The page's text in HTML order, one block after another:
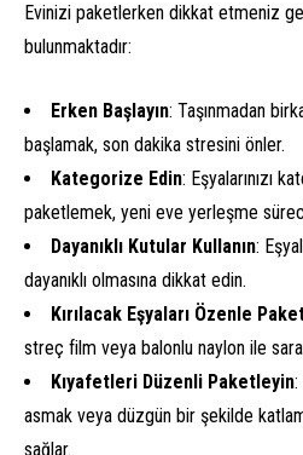
Evinizi paketlerken dikkat etmeniz
bulunmaktadır:
Erken Başlayın: Taşınmadan
başlamak, son dakika stresini önler.
Kategorize Edin: Eşyalarınızı
paketlemek, yeni eve yerleşme
Dayanıklı Kutular Kullanın:
dayanıklı olmasına dikkat edin.
Kırılacak Eşyaları Özenle
streç film veya balonlu naylon ile
Kıyafetleri Düzenli Paketleyin:
asmak veya düzgün bir şekilde
sağlar.